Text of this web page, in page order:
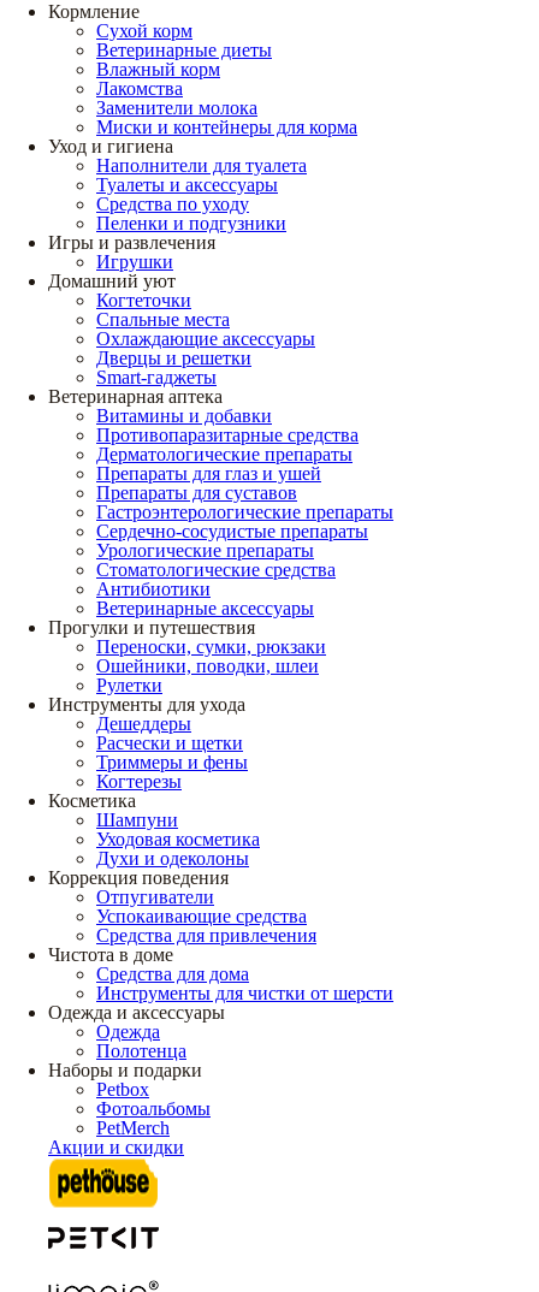
Кормление
Сухой корм
Ветеринарные диеты
Влажный корм
Лакомства
Заменители молока
Миски и контейнеры для корма
Уход и гигиена
Наполнители для туалета
Туалеты и аксессуары
Средства по уходу
Пеленки и подгузники
Игры и развлечения
Игрушки
Домашний уют
Когтеточки
Спальные места
Охлаждающие аксессуары
Дверцы и решетки
Smart-гаджеты
Ветеринарная аптека
Витамины и добавки
Противопаразитарные средства
Дерматологические препараты
Препараты для глаз и ушей
Препараты для суставов
Гастроэнтерологические препараты
Сердечно-сосудистые препараты
Урологические препараты
Стоматологические средства
Антибиотики
Ветеринарные аксессуары
Прогулки и путешествия
Переноски, сумки, рюкзаки
Ошейники, поводки, шлеи
Рулетки
Инструменты для ухода
Дешеддеры
Расчески и щетки
Триммеры и фены
Когтерезы
Косметика
Шампуни
Уходовая косметика
Духи и одеколоны
Коррекция поведения
Отпугиватели
Успокаивающие средства
Средства для привлечения
Чистота в доме
Средства для дома
Инструменты для чистки от шерсти
Одежда и аксессуары
Одежда
Полотенца
Наборы и подарки
Petbox
Фотоальбомы
PetMerch
Акции и скидки